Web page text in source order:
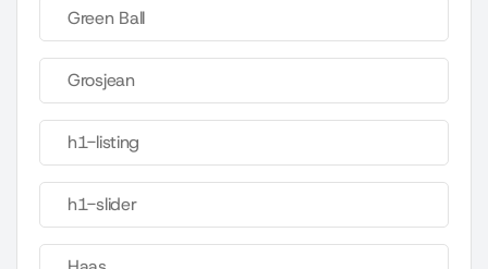
Green Ball
Grosjean
h1-listing
h1-slider